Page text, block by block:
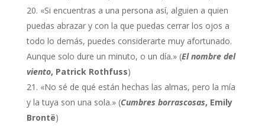
«Si encuentras a una persona así, alguien a quien
puedas abrazar y con la que puedas cerrar los ojos a
todo lo demás, puedes considerarte muy afortunado.
Aunque solo dure un minuto, o un día.» (El nombre del
viento, Patrick Rothfuss)
«No sé de qué están hechas las almas, pero la mía
y la tuya son una sola.» (Cumbres borrascosas, Emily
Brontë)